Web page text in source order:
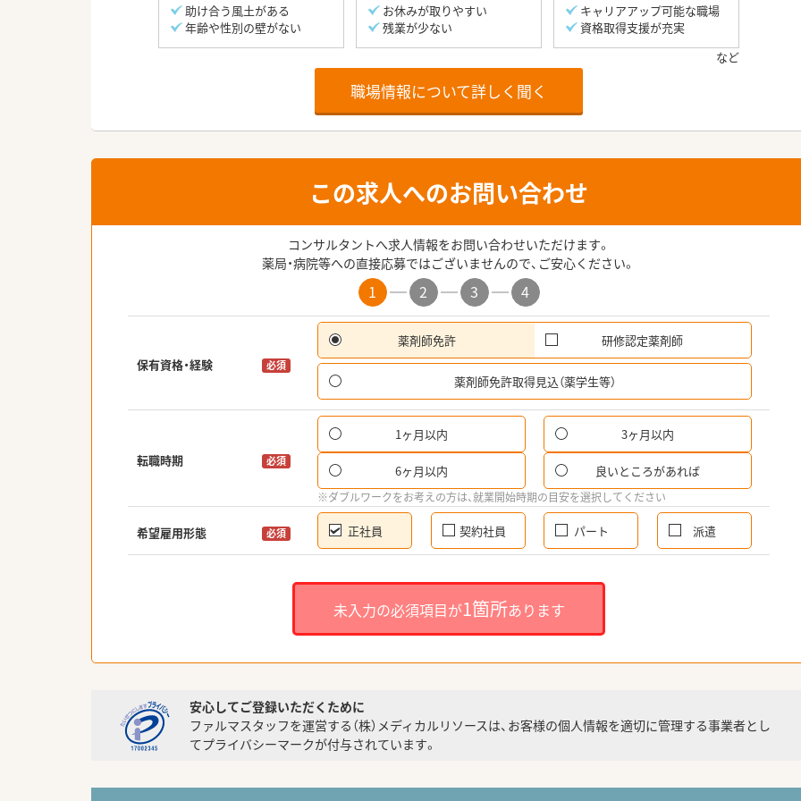
助け合う風土がある
年齢や性別の壁がない
お休みが取りやすい
残業が少ない
キャリアアップ可能な職場
資格取得支援が充実
職場情報について詳しく聞く
この求人へのお問い合わせ
コンサルタントへ求人情報をお問い合わせいただけます。
薬局・病院等への直接応募ではございませんので、ご安心ください。
1 2 3 4
保有資格・経験 必須
薬剤師免許 研修認定薬剤師
薬剤師免許取得見込（薬学生等）
転職時期 必須
1ヶ月以内 3ヶ月以内
6ヶ月以内 良いところがあれば
※ダブルワークをお考えの方は、就業開始時期の目安を選択してください
希望雇用形態 必須 正社員 契約社員 パート 派遣
未入力の必須項目が1箇所あります
安心してご登録いただくために
ファルマスタッフを運営する（株）メディカルリソースは、お客様の個人情報を適切に管理する事業者とし
てプライバシーマークが付与されています。